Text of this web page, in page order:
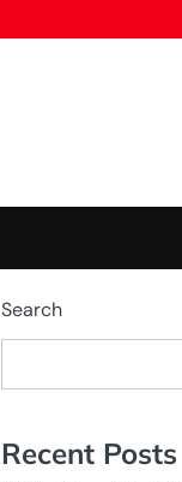
Search
Recent Posts